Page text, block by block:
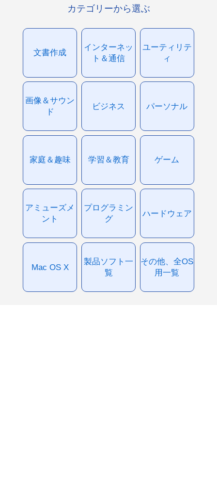
カテゴリーから選ぶ
文書作成
インターネッ
ト＆通信
ユーティリテ
ィ
画像＆サウン
ド
ビジネス パーソナル
家庭＆趣味 学習＆教育 ゲーム
アミューズメ
ント
プログラミン
グ
ハードウェア
Mac OS X
製品ソフト一
覧
その他、全OS
用一覧